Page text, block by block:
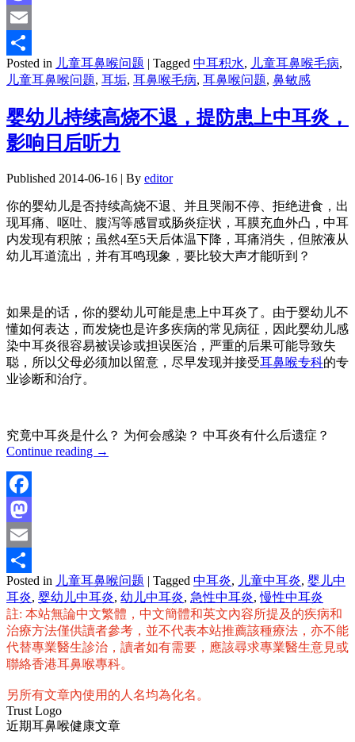
Mastodon
Email
分
Posted in 儿童耳鼻喉问题 | Tagged 中耳积水, 儿童耳鼻喉毛病,
儿童耳鼻喉问题, 耳垢, 耳鼻喉毛病, 耳鼻喉问题, 鼻敏感
婴幼儿持续高烧不退，提防患上中耳炎，
影响日后听力
Published 2014-06-16 | By editor
你的婴幼儿是否持续高烧不退、并且哭闹不停、拒绝进食，出
现耳痛、呕吐、腹泻等感冒或肠炎症状，耳膜充血外凸，中耳
内发现有积脓；虽然4至5天后体温下降，耳痛消失，但脓液从
幼儿耳道流出，并有耳鸣现象，要比较大声才能听到？
如果是的话，你的婴幼儿可能是患上中耳炎了。由于婴幼儿不
懂如何表达，而发烧也是许多疾病的常见病征，因此婴幼儿感
染中耳炎很容易被误诊或担误医治，严重的后果可能导致失
聪，所以父母必须加以留意，尽早发现并接受耳鼻喉专科的专
业诊断和治疗。
究竟中耳炎是什么？ 为何会感染？ 中耳炎有什么后遗症？
Continue reading →
Facebook
Mastodon
Email
分
享
Posted in 儿童耳鼻喉问题 | Tagged 中耳炎, 儿童中耳炎, 婴儿中
耳炎, 婴幼儿中耳炎, 幼儿中耳炎, 急性中耳炎,慢性中耳炎
註: 本站無論中文繁體，中文簡體和英文內容所提及的疾病和
治療方法僅供讀者參考，並不代表本站推薦該種療法，亦不能
代替專業醫生診治，讀者如有需要，應該尋求專業醫生意見或
聯絡香港耳鼻喉專科。
另所有文章內使用的人名均為化名。
Trust Logo
近期耳鼻喉健康文章